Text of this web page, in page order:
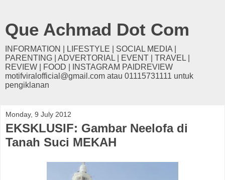
Que Achmad Dot Com
INFORMATION | LIFESTYLE | SOCIAL MEDIA |
PARENTING | ADVERTORIAL | EVENT | TRAVEL |
REVIEW | FOOD | INSTAGRAM PAIDREVIEW
motifviralofficial@gmail.com atau 01115731111 untuk
pengiklanan
Monday, 9 July 2012
EKSKLUSIF: Gambar Neelofa di
Tanah Suci MEKAH